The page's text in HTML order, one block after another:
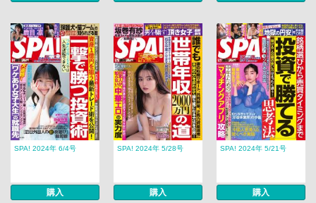
SPA! 2024年 6/4号
購入
SPA! 2024年 5/28号
購入
SPA! 2024年 5/21号
購入